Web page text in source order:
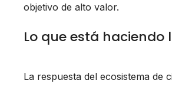
objetivo de alto valor.
Lo que está
La respuesta del ecosistema de